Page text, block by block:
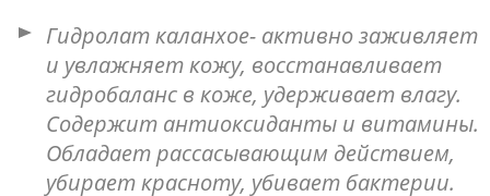
Гидролат каланхое- активно заживляет
и увлажняет кожу, восстанавливает
гидробаланс в коже, удерживает влагу.
Содержит антиоксиданты и витамины.
Обладает рассасывающим действием,
убирает красноту, убивает бактерии.